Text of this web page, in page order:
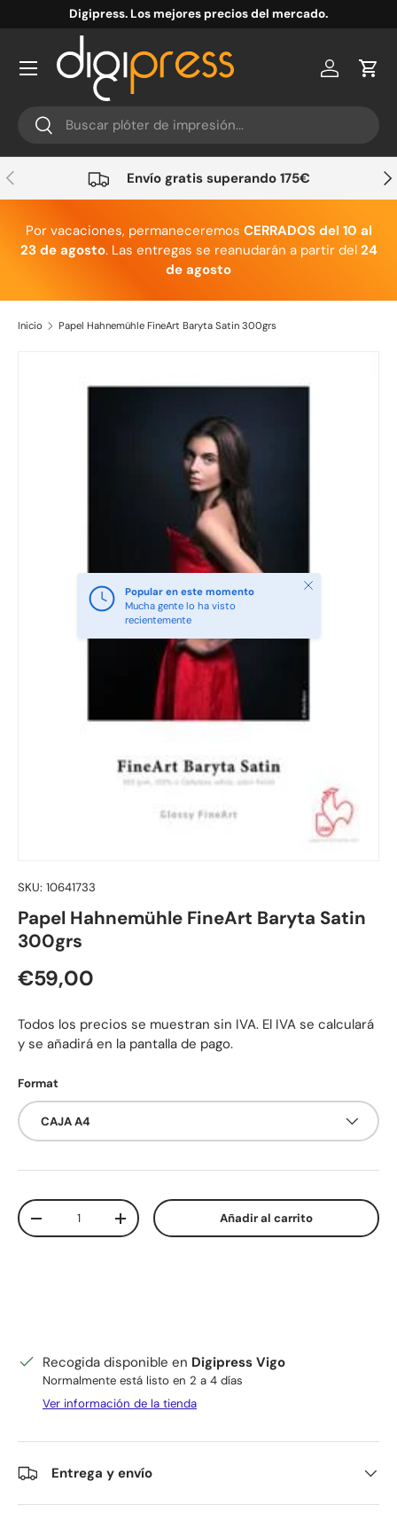
Ir al contenido
Digipress. Los mejores precios del mercado.
Buscar
Buscar
Cuenta
Anterior Envío gratis superando 175€
Por vacaciones, permaneceremos CERRADOS del 10 al
23 de agosto. Las entregas se reanudarán a partir del 24
de agosto
Inicio Papel Hahnemühle FineArt Baryta Satin 300grs
Ir directamente a la información del producto
Popular en este momento
Mucha gente lo ha visto
recientemente
Cerrar
SKU: 10641733
Papel Hahnemühle FineArt Baryta Satin
300grs
Precio normal
€59,00
Todos los precios se muestran sin IVA. El IVA se calculará
y se añadirá en la pantalla de pago.
Format
CAJA A4
Cant.
Disminuir cantidadAumentar la cantidadAñadir al carrito
Recogida disponible en Digipress Vigo
Normalmente está listo en 2 a 4 días
Ver información de la tienda
Entrega y envío